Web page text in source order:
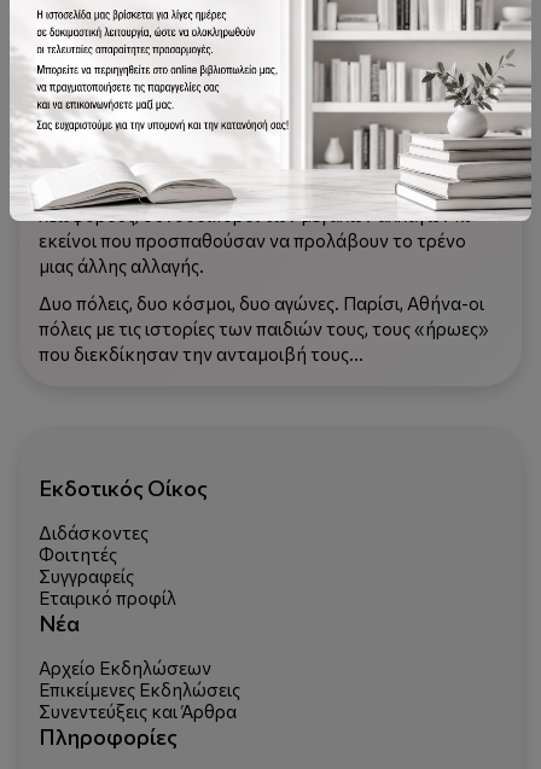
των οραμάτων και των υποσχέσεων. Τα βήματα
χάθηκαν στα μεγάλα μπουλβάρ και στα σοκάκια των
υποβαθμισμένων καρτιέ, εκεί όπου έσερναν τις
υπάρξεις τους οι «αγωνιστές». Πρόσωπα της αλήθειας
και του μύθου, ήταν όλοι εκεί στα φωτεινά ή σκοτεινά
δρομάκια, στις σοφίτες και στα δωμάτια-διάδρομοι
που στέγαζαν τα όνειρα του ελληνισμού των δύο
ταχυτήτων. Εκείνοι που έτρεχαν στις ανοιχτές
λεωφόρους, συνοδοιπόροι των μεγάλων αλλαγών κι
εκείνοι που προσπαθούσαν να προλάβουν το τρένο
μιας άλλης αλλαγής.
Δυο πόλεις, δυο κόσμοι, δυο αγώνες. Παρίσι, Αθήνα-οι
πόλεις με τις ιστορίες των παιδιών τους, τους «ήρωες»
που διεκδίκησαν την ανταμοιβή τους…
Εκδοτικός Οίκος
Διδάσκοντες
Φοιτητές
Συγγραφείς
Εταιρικό προφίλ
Νέα
Αρχείο Εκδηλώσεων
Επικείμενες Εκδηλώσεις
Συνεντεύξεις και Άρθρα
Πληροφορίες